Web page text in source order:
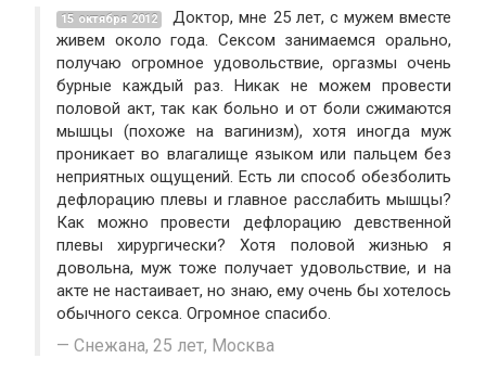
15 октября 2012
Доктор, мне 25 лет, с мужем вместе
живем около года. Сексом занимаемся орально,
получаю огромное удовольствие, оргазмы очень
бурные каждый раз. Никак не можем провести
половой акт, так как больно и от боли сжимаются
мышцы (похоже на вагинизм), хотя иногда муж
проникает во влагалище языком или пальцем без
неприятных ощущений. Есть ли способ обезболить
дефлорацию плевы и главное расслабить мышцы?
Как можно провести дефлорацию девственной
плевы хирургически? Хотя половой жизнью я
довольна, муж тоже получает удовольствие, и на
акте не настаивает, но знаю, ему очень бы хотелось
обычного секса. Огромное спасибо.
Снежана, 25 лет, Москва